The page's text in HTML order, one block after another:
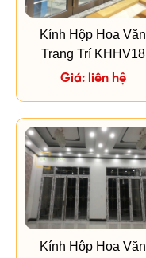
Kính Hộp Hoa Văn
Trang Trí KHHV18
Giá: liên hệ
Kính Hộp Hoa Văn